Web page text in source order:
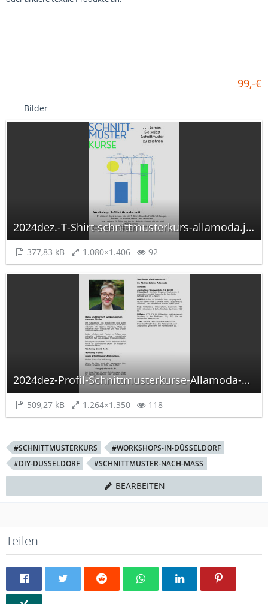
99,-€
Bilder
2024dez.-T-Shirt-schnittmusterkurs-allamoda.jpg
377,83 kB 1.080×1.406 92
2024dez-Profil-Schnittmusterkurse-Allamoda-print.jpg
509,27 kB 1.264×1.350 118
#SCHNITTMUSTERKURS
#WORKSHOPS-IN-DÜSSELDORF
#DIY-DÜSSELDORF
#SCHNITTMUSTER-NACH-MASS
BEARBEITEN
Teilen